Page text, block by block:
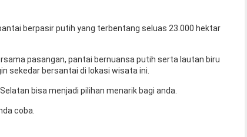
berpasir putih yang terbentang seluas 23.000 hektar
pasangan, pantai bernuansa putih serta lautan biru
sekedar bersantai di lokasi wisata ini.
bisa menjadi pilihan menarik bagi anda.
coba.